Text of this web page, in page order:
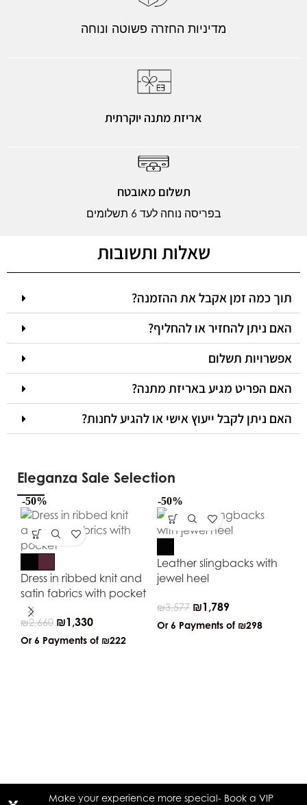
מדיניות החזרה פשוטה ונוחה
אריזת מתנה יוקרתית
תשלום מאובטח
בפריסה נוחה לעד 6 תשלומים
שאלות ותשובות
תוך כמה זמן אקבל את ההזמנה?
האם ניתן להחזיר או להחליף?
אפשרויות תשלום
האם הפריט מגיע באריזת מתנה?
האם ניתן לקבל ייעוץ אישי או להגיע לחנות?
Eleganza Sale Selection
-50%
Dress in ribbed knit and
satin fabrics with pocket
₪2,660 ₪1,330
Or 6 Payments of ₪222
-50%
Leather slingbacks with
jewel heel
₪3,577 ₪1,789
Or 6 Payments of ₪298
Make your experience more special- Book a VIP